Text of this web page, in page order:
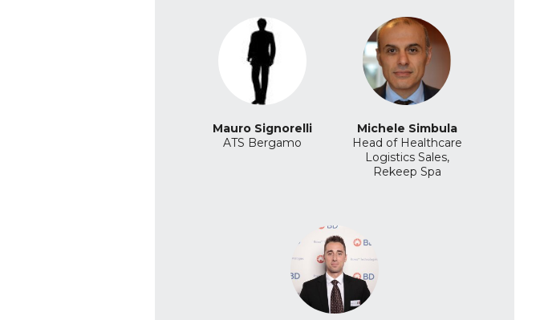
Mauro Signorelli
ATS Bergamo
Michele Simbula
Head of Healthcare
Logistics Sales,
Rekeep Spa